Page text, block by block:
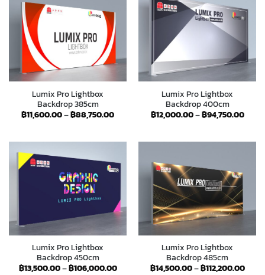
Lumix Pro Lightbox
Backdrop 385cm
฿11,600.00–฿88,750.00Price
฿88,750.00
Lumix Pro Lightbox
Backdrop 400cm
฿12,000.00–฿94,750.00Price
฿
Lumix Pro Lightbox
Backdrop 450cm
฿13,500.00–฿106,000.00Price
Lumix Pro Lightbox
Backdrop 485cm
฿14,500.00–฿112,200.00Price